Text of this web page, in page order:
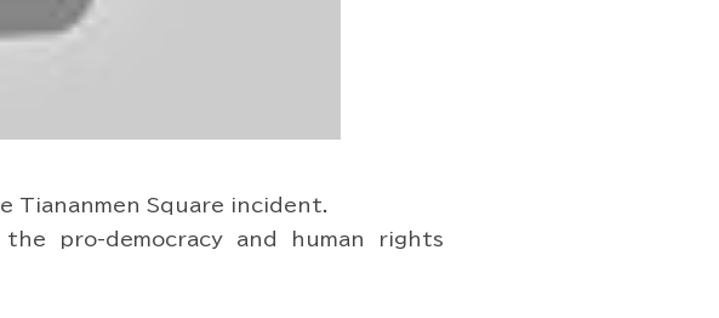
Square incident.
pro-democracy and human rights